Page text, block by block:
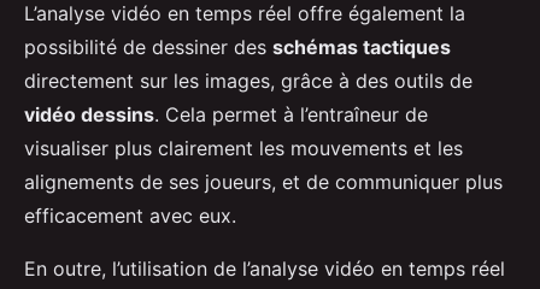
L’analyse vidéo en temps réel offre également la
possibilité de dessiner des schémas tactiques
directement sur les images, grâce à des outils de
vidéo dessins. Cela permet à l’entraîneur de
visualiser plus clairement les mouvements et les
alignements de ses joueurs, et de communiquer plus
efficacement avec eux.
En outre, l’utilisation de l’analyse vidéo en temps réel